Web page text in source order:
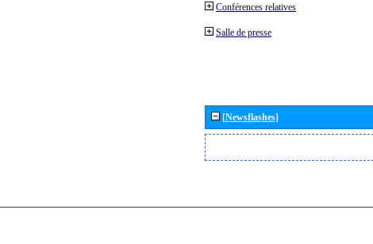
Conférences relatives
Salle de presse
[Newsflashes]